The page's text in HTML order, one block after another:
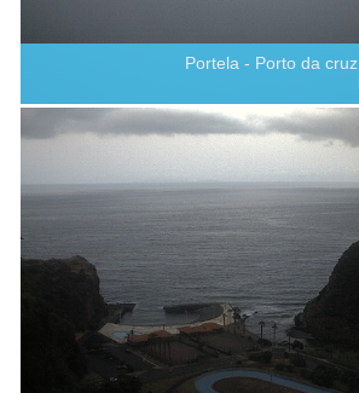
Portela - Porto da cruz